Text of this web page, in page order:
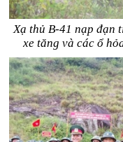
Xạ thủ B-41 nạp đạn
xe tăng và các ổ